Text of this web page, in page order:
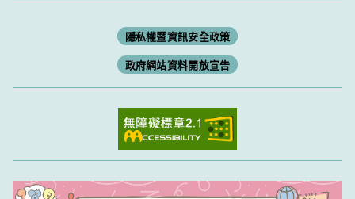
隱私權暨資訊安全政策
政府網站資料開放宣告